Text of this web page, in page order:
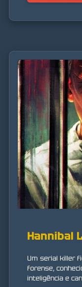
Hannibal
Um serial killer
forense,
inteligência e